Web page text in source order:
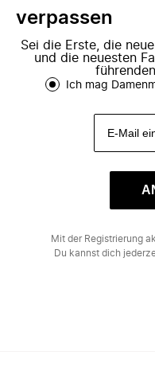
verpassen
Sei die Erste, die
und die neuesten
Ich mag
Mit der Registrierung
Du kannst dich